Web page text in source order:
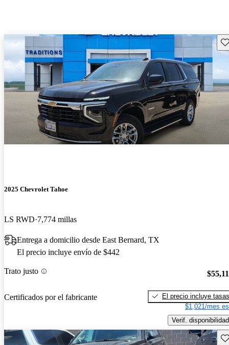
2025 Chevrolet Tahoe
LS RWD 7,774 millas
Entrega a domicilio desde East Bernard, TX
El precio incluye envío de $442
Trato justo
Certificados por el fabricante
El precio incluye tasas
$1,021/mes
Verif. disponibilidad